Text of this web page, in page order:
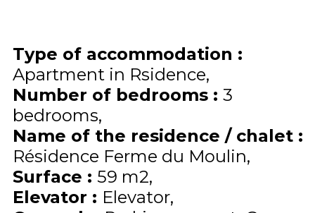
Type of accommodation :
Apartment in Rsidence
Number of bedrooms : 3
bedrooms
Name of the residence / chalet :
Résidence Ferme du Moulin
Surface : 59 m2
Elevator : Elevator